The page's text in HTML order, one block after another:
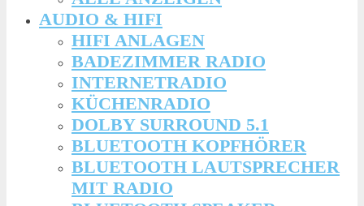
AUDIO & HIFI
HIFI ANLAGEN
BADEZIMMER RADIO
INTERNETRADIO
KÜCHENRADIO
DOLBY SURROUND 5.1
BLUETOOTH KOPFHÖRER
BLUETOOTH LAUTSPRECHER
MIT RADIO